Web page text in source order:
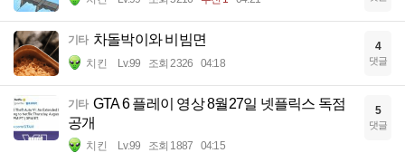
기타 차돌박이와 비빔면
치킨 Lv.99 조회 2326 04:18
4
댓글
기타 GTA 6 플레이 영상 8월27일 넷플릭스 독점
공개
치킨 Lv.99 조회 1887 04:15
5
댓글